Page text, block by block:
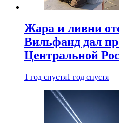
Жара и ливни
Вильфанд дал
Центральной
1 год спустя1 год спустя